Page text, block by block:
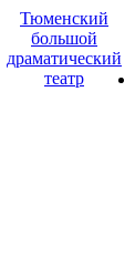
Тюменский
большой
драматический
театр